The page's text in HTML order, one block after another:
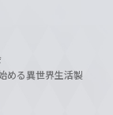
める異世界生活製